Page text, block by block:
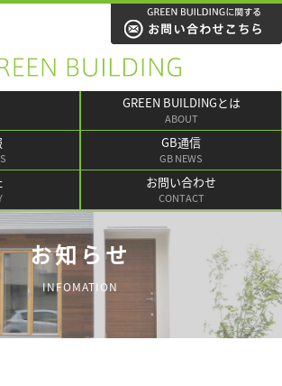
GREEN BUILDINGとは
ABOUT
GB通信
GB NEWS
お問い合わせ
CONTACT
お知らせ
INFOMATION